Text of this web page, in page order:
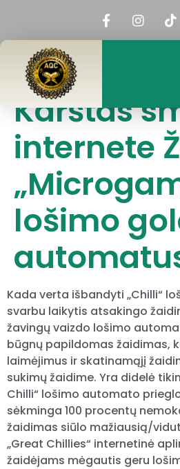
Karštas
internete
lošimo
Kada verta išbandyti „Chilli“
svarbu laikytis atsakingo
žavingų vaizdo lošimo
būgnų papildomas žaidimas,
laimėjimus ir skatinamąjį
sukimų žaidime. Yra didelė
Chilli“ lošimo automato
sėkminga 100 procentų
žaidimas siūlo mažiausią/
„Great Chillies“ internetinė
žaidėjams mėgautis geru